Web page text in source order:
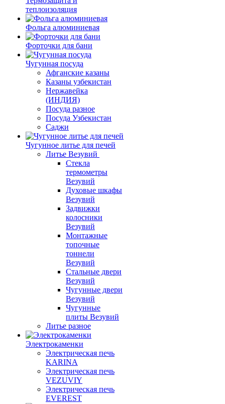
теплоизоляция
Фольга алюминиевая
Форточки для бани
Чугунная посуда
Афганские казаны
Казаны узбекистан
Нержавейка
(ИНДИЯ)
Посуда разное
Посуда Узбекистан
Саджи
Чугунное литье для печей
Литье Везувий
Стекла
термометры
Везувий
Духовые шкафы
Везувий
Задвижки
колосники
Везувий
Монтажные
топочные
тоннели
Везувий
Стальные двери
Везувий
Чугунные двери
Везувий
Чугунные
плиты Везувий
Литье разное
Электрокаменки
Электрическая печь
KARINA
Электрическая печь
VEZUVIY
Электрическая печь
EVEREST